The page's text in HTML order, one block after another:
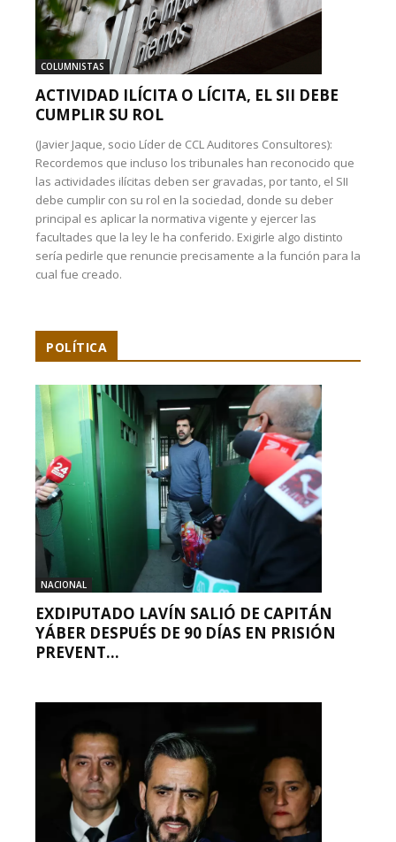
COLUMNISTAS
ACTIVIDAD ILÍCITA O LÍCITA, EL SII DEBE
CUMPLIR SU ROL
(Javier Jaque, socio Líder de CCL Auditores Consultores):
Recordemos que incluso los tribunales han reconocido que
las actividades ilícitas deben ser gravadas, por tanto, el SII
debe cumplir con su rol en la sociedad, donde su deber
principal es aplicar la normativa vigente y ejercer las
facultades que la ley le ha conferido. Exigirle algo distinto
sería pedirle que renuncie precisamente a la función para la
cual fue creado.
POLÍTICA
NACIONAL
EXDIPUTADO LAVÍN SALIÓ DE CAPITÁN
YÁBER DESPUÉS DE 90 DÍAS EN PRISIÓN
PREVENT...